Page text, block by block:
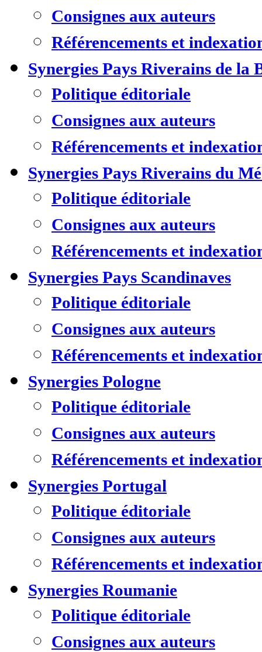
Consignes aux auteurs
Référencements et
Synergies Pays Riverains de la
Politique éditoriale
Consignes aux auteurs
Référencements et
Synergies Pays Riverains du
Politique éditoriale
Consignes aux auteurs
Référencements et
Synergies Pays Scandinaves
Politique éditoriale
Consignes aux auteurs
Référencements et
Synergies Pologne
Politique éditoriale
Consignes aux auteurs
Référencements et
Synergies Portugal
Politique éditoriale
Consignes aux auteurs
Référencements et
Synergies Roumanie
Politique éditoriale
Consignes aux auteurs